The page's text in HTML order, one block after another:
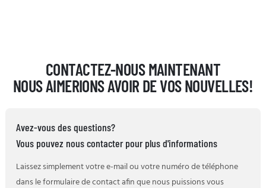
CONTACTEZ-NOUS MAINTENANT
NOUS AIMERIONS AVOIR DE VOS NOUVELLES!
Avez-vous des questions?
Vous pouvez nous contacter pour plus d'informations
Laissez simplement votre e-mail ou votre numéro de téléphone
dans le formulaire de contact afin que nous puissions vous